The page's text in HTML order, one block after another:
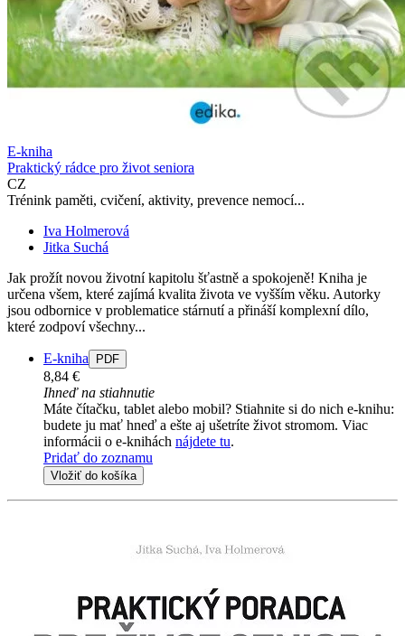
E-kniha
Praktický rádce pro život seniora
CZ
Trénink paměti, cvičení, aktivity, prevence nemocí...
Iva Holmerová
Jitka Suchá
Jak prožít novou životní kapitolu šťastně a spokojeně! Kniha je
určena všem, které zajímá kvalita života ve vyšším věku. Autorky
jsou odbornice v problematice stárnutí a přináší komplexní dílo,
které zodpoví všechny...
E-kniha PDF
8,84 €
Ihneď na stiahnutie
Máte čítačku, tablet alebo mobil? Stiahnite si do nich e-knihu:
budete ju mať hneď a ešte aj ušetríte život stromom. Viac
informácii o e-knihách nájdete tu.
Pridať do zoznamu
Vložiť do košíka